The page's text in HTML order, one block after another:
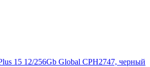
15 12/256Gb Global CPH2747, черный